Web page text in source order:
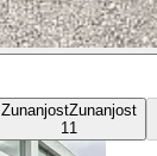
ZunanjostZunanjost
11